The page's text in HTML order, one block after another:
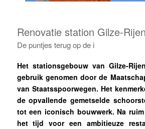
Renovatie station Gilze-Rijen
De puntjes terug op de i
Het stationsgebouw van Gilze-
gebruik genomen door de
van Staatsspoorwegen. Het
de opvallende gemetselde
tot een iconisch bouwwerk. Na
het tijd voor een ambitieuze